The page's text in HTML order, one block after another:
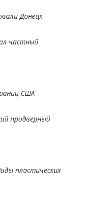
Донецк
частный
США
придверный
пластических